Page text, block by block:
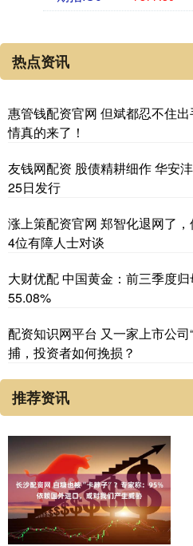
热点资讯
惠管钱配资官网 但斌都忍不住
情真的来了！
友钱网配资 股债精耕细作 华安
25日发行
涨上策配资官网 郑智化退网了
4位有障人士对谈
大财优配 中国黄金：前三季度
55.08%
配资知识网平台 又一家上市公司
捕，投资者如何挽损？
推荐资讯